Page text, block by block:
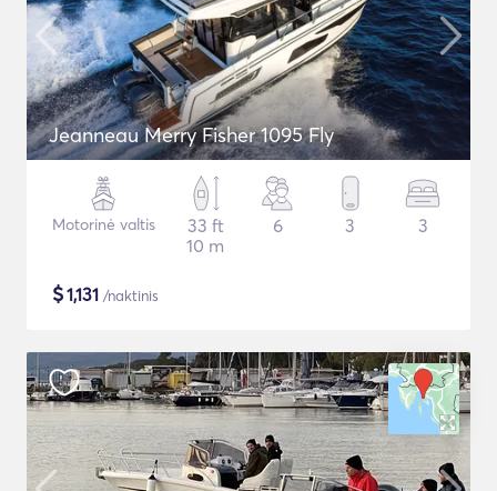
Jeanneau Merry Fisher 1095 Fly
Motorinė valtis
33 ft
10 m
6 3 3
$1,131 /naktinis